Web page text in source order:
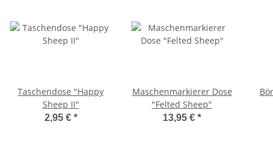
Taschendose "Happy
Sheep II"
2,95 € *
Maschenmarkierer Dose
"Felted Sheep"
13,95 € *